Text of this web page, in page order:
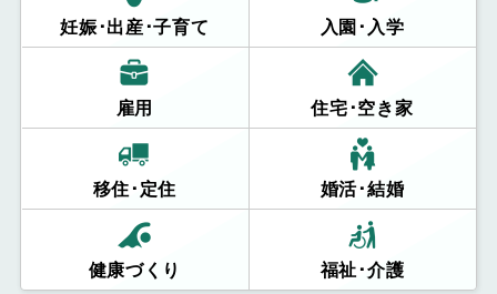
妊娠･出産･子育て 入園･入学
雇用 住宅･空き家
移住･定住 婚活･結婚
健康づくり 福祉･介護